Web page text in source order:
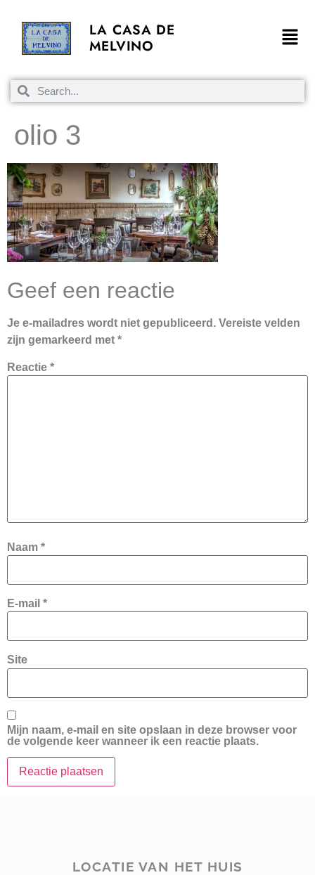
LA CASA DE
MELVINO
olio 3
Geef een reactie
Je e-mailadres wordt niet gepubliceerd. Vereiste velden
zijn gemarkeerd met *
Reactie *
Naam *
E-mail *
Site
Mijn naam, e-mail en site opslaan in deze browser voor
de volgende keer wanneer ik een reactie plaats.
LOCATIE VAN HET HUIS